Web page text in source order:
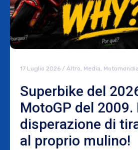
17 Luglio 2026 / Altro, Media,
Superbike del
MotoGP del 2009.
disperazione di
al proprio mulino!